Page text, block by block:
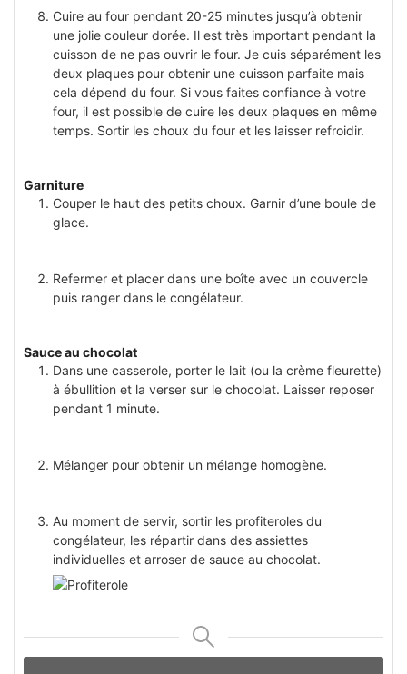
Cuire au four pendant 20-25 minutes jusqu’à obtenir
une jolie couleur dorée. Il est très important pendant la
cuisson de ne pas ouvrir le four. Je cuis séparément les
deux plaques pour obtenir une cuisson parfaite mais
cela dépend du four. Si vous faites confiance à votre
four, il est possible de cuire les deux plaques en même
temps. Sortir les choux du four et les laisser refroidir.
Garniture
Couper le haut des petits choux. Garnir d’une boule de
glace.
Refermer et placer dans une boîte avec un couvercle
puis ranger dans le congélateur.
Sauce au chocolat
Dans une casserole, porter le lait (ou la crème fleurette)
à ébullition et la verser sur le chocolat. Laisser reposer
pendant 1 minute.
Мélanger pour obtenir un mélange homogène.
Au moment de servir, sortir les profiteroles du
congélateur, les répartir dans des assiettes
individuelles et arroser de sauce au chocolat.